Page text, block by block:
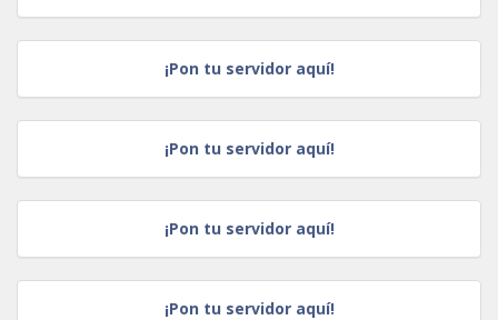
¡Pon tu servidor aquí!
¡Pon tu servidor aquí!
¡Pon tu servidor aquí!
¡Pon tu servidor aquí!